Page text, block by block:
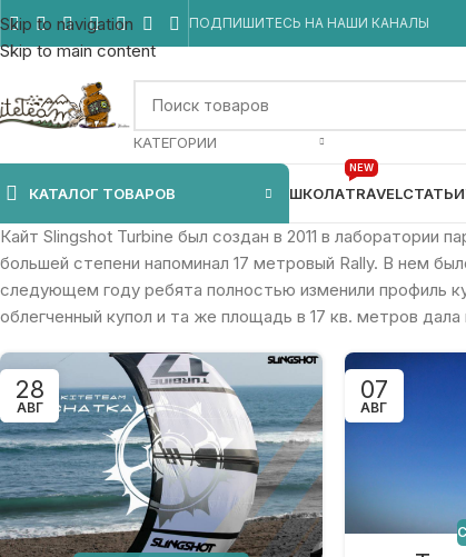
Skip to navigation
Skip to main content
ПОДПИШИТЕСЬ НА НАШИ КАНАЛЫ
КАТЕГОРИИ
КАТАЛОГ ТОВАРОВ ШКОЛАTRAVEL
NEW
СТАТЬИ
Кайт Slingshot Turbine был создан в 2011 в лаборатории
большей степени напоминал 17 метровый Rally. В нем
следующем году ребята полностью изменили профиль
облегченный купол и та же площадь в 17 кв. метров
28
АВГ
07
АВГ